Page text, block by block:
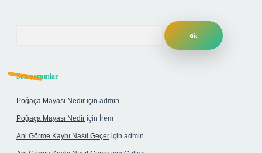
Son yorumlar
Poğaça Mayası Nedir için admin
Poğaça Mayası Nedir için İrem
Ani Görme Kaybı Nasıl Geçer için admin